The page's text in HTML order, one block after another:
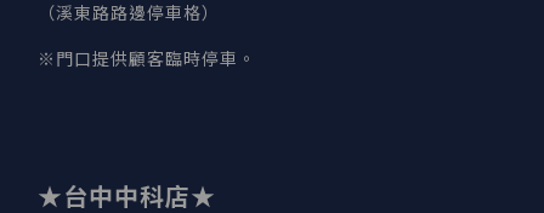
（溪東路路邊停車格）
※門口提供顧客臨時停車。
★台中中科店★